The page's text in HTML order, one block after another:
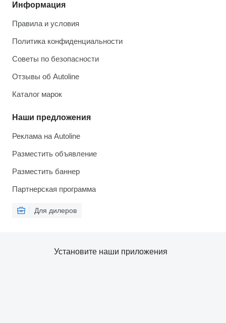
Информация
Правила и условия
Политика конфиденциальности
Советы по безопасности
Отзывы об Autoline
Каталог марок
Наши предложения
Реклама на Autoline
Разместить объявление
Разместить баннер
Партнерская программа
Для дилеров
Установите наши приложения